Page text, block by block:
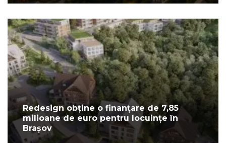
Redesign obține o finanțare de 7,85
milioane de euro pentru locuințe în
Brașov